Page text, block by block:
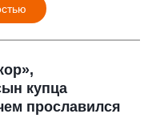
купца
прославился